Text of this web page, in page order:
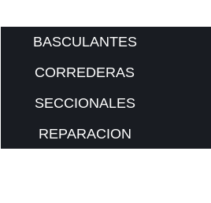
BASCULANTES
CORREDERAS
SECCIONALES
REPARACION